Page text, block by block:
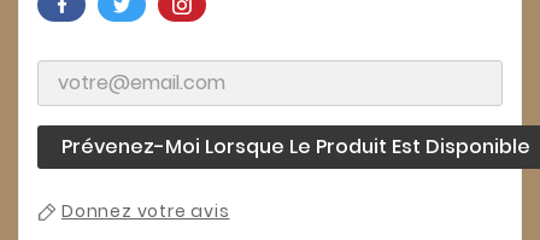
Prévenez-Moi Lorsque Le Produit Est Disponible
Donnez votre avis